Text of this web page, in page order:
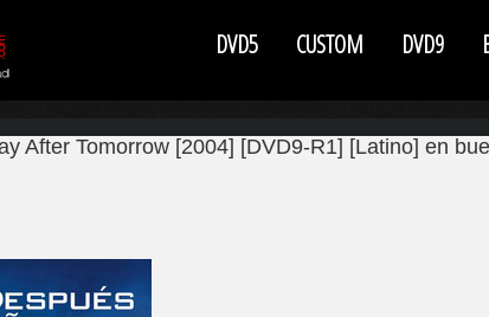
DVD5 CUSTOM DVD9
After Tomorrow [2004] [DVD9-R1] [Latino] en